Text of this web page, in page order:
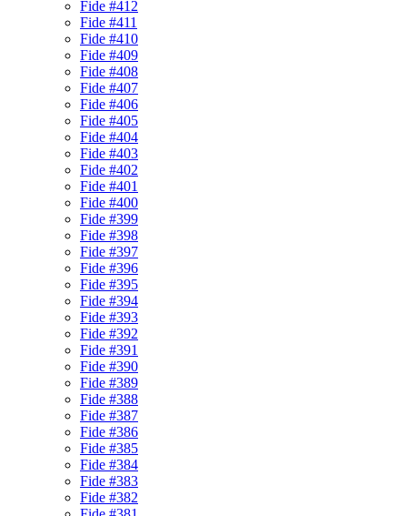
Fide #412
Fide #411
Fide #410
Fide #409
Fide #408
Fide #407
Fide #406
Fide #405
Fide #404
Fide #403
Fide #402
Fide #401
Fide #400
Fide #399
Fide #398
Fide #397
Fide #396
Fide #395
Fide #394
Fide #393
Fide #392
Fide #391
Fide #390
Fide #389
Fide #388
Fide #387
Fide #386
Fide #385
Fide #384
Fide #383
Fide #382